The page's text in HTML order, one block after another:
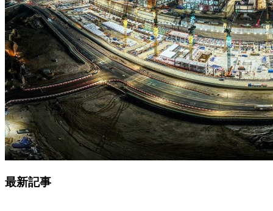
最新記事